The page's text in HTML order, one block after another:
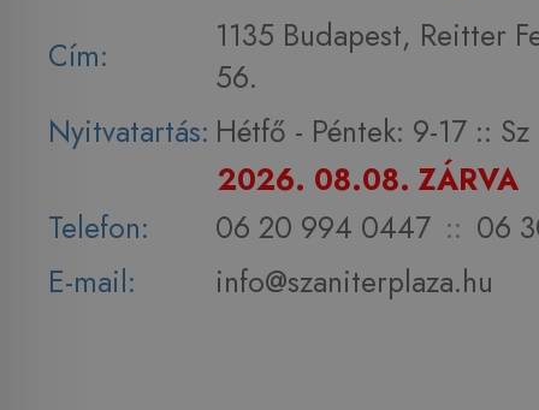
Cím:
1135 Budapest, Reitter
56.
Nyitvatartás: Hétfő - Péntek: 9-17 :: Sz
2026. 08.08. ZÁRVA
Telefon:
06 20 994 0447 :: 06
E-mail:
info@szaniterplaza.hu